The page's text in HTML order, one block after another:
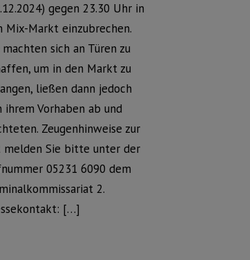
gegen 23.30 Uhr in
Mix-Markt einzubrechen.
machten sich an Türen zu
um in den Markt zu
ließen dann jedoch
ihrem Vorhaben ab und
Zeugenhinweise zur
melden Sie bitte unter der
05231 6090 dem
2.
[…]